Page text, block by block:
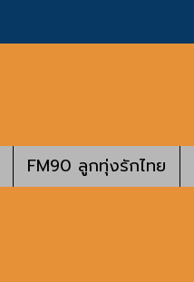
FM90 ลูกทุ่งรักไทย